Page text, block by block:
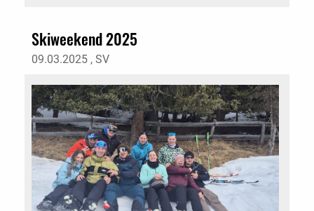
Skiweekend 2025
09.03.2025 , SV